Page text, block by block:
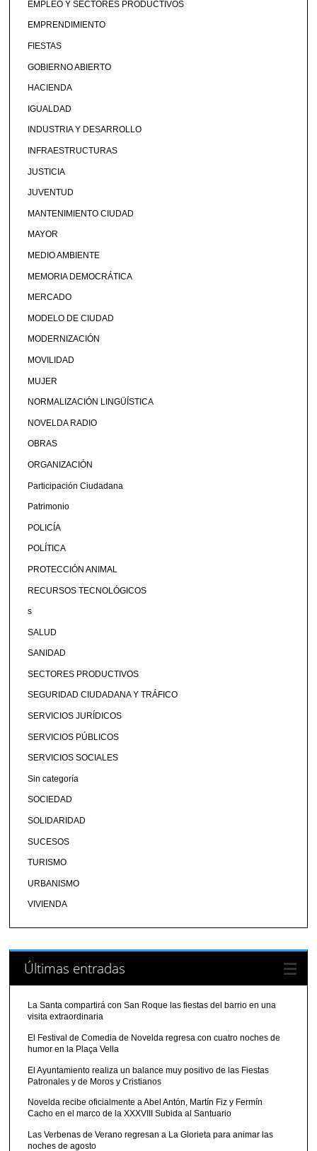
EMPLEO Y SECTORES PRODUCTIVOS
EMPRENDIMIENTO
FIESTAS
GOBIERNO ABIERTO
HACIENDA
IGUALDAD
INDUSTRIA Y DESARROLLO
INFRAESTRUCTURAS
JUSTICIA
JUVENTUD
MANTENIMIENTO CIUDAD
MAYOR
MEDIO AMBIENTE
MEMORIA DEMOCRÁTICA
MERCADO
MODELO DE CIUDAD
MODERNIZACIÓN
MOVILIDAD
MUJER
NORMALIZACIÓN LINGÜÍSTICA
NOVELDA RADIO
OBRAS
ORGANIZACIÓN
Participación Ciudadana
Patrimonio
POLICÍA
POLÍTICA
PROTECCIÓN ANIMAL
RECURSOS TECNOLÓGICOS
s
SALUD
SANIDAD
SECTORES PRODUCTIVOS
SEGURIDAD CIUDADANA Y TRÁFICO
SERVICIOS JURÍDICOS
SERVICIOS PÚBLICOS
SERVICIOS SOCIALES
Sin categoría
SOCIEDAD
SOLIDARIDAD
SUCESOS
TURISMO
URBANISMO
VIVIENDA
Últimas entradas
La Santa compartirá con San Roque las fiestas del barrio en una
visita extraordinaria
El Festival de Comedia de Novelda regresa con cuatro noches de
humor en la Plaça Vella
El Ayuntamiento realiza un balance muy positivo de las Fiestas
Patronales y de Moros y Cristianos
Novelda recibe oficialmente a Abel Antón, Martín Fiz y Fermín
Cacho en el marco de la XXXVIII Subida al Santuario
Las Verbenas de Verano regresan a La Glorieta para animar las
noches de agosto